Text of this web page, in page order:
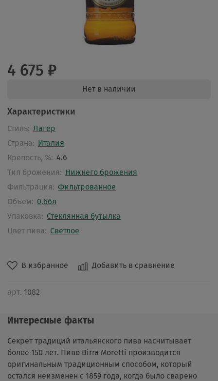
В избранное Добавить в сравнение
арт. 1082
4 675 ₽
Нет в наличии
Характеристики
Стиль: Лагер
Страна: Италия
Крепость, %: 4.6
Тип брожения: Нижнего брожения
Фильтрация: Фильтрованное
Объем: 0.66л
Упаковка: Стеклянная бутылка
Цвет пива: Светлое
Интересные факты
Секрет традиций итальянского пива насчитывает
более 150 лет. Пиво Birra Moretti производится
оригинальным традиционным способом, который
остался неизменен с 1859 года, когда было сварено